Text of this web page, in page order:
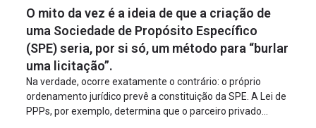
O mito da vez é a ideia de que a criação de
uma Sociedade de Propósito Específico
(SPE) seria, por si só, um método para “burlar
uma licitação”.
Na verdade, ocorre exatamente o contrário: o próprio
ordenamento jurídico prevê a constituição da SPE. A Lei de
PPPs, por exemplo, determina que o parceiro privado